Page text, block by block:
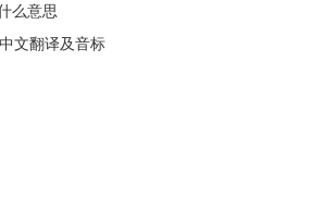
么意思
文翻译及音标